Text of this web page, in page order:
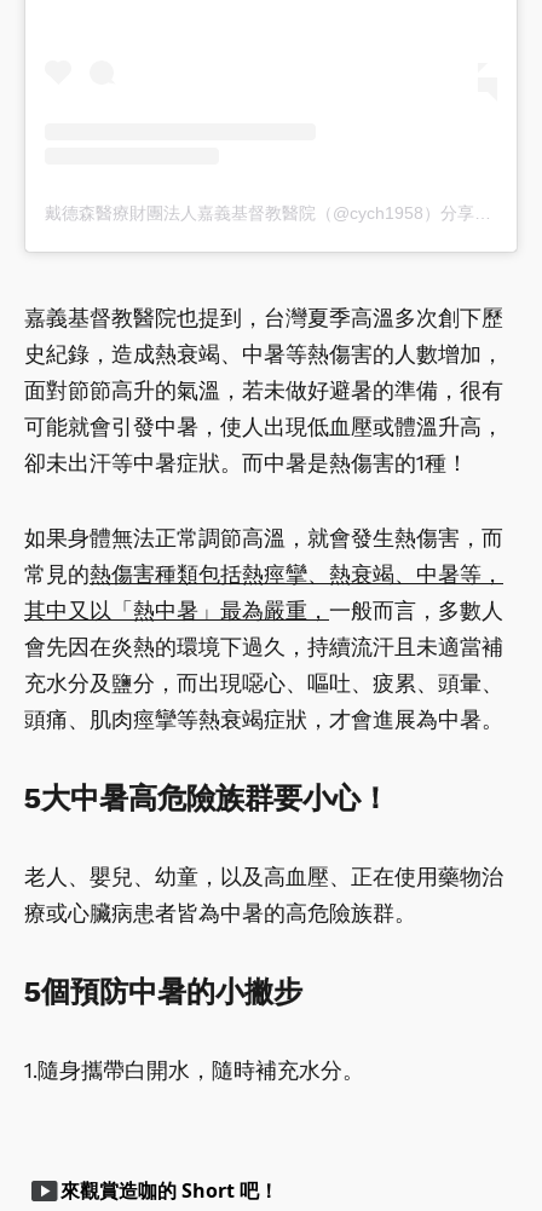
嘉義基督教醫院也提到，台灣夏季高溫多次創下歷
史紀錄，造成熱衰竭、中暑等熱傷害的人數增加，
面對節節高升的氣溫，若未做好避暑的準備，很有
可能就會引發中暑，使人出現低血壓或體溫升高，
卻未出汗等中暑症狀。而中暑是熱傷害的1種！
如果身體無法正常調節高溫，就會發生熱傷害，而
常見的熱傷害種類包括熱痙攣、熱衰竭、中暑等，
其中又以「熱中暑」最為嚴重， 一般而言，多數人
會先因在炎熱的環境下過久，持續流汗且未適當補
充水分及鹽分，而出現噁心、嘔吐、疲累、頭暈、
頭痛、肌肉痙攣等熱衰竭症狀，才會進展為中暑。
5大中暑高危險族群要小心！
老人、嬰兒、幼童，以及高血壓、正在使用藥物治
療或心臟病患者皆為中暑的高危險族群。
5個預防中暑的小撇步
1.隨身攜帶白開水，隨時補充水分。
smart_display來觀賞造咖的 Short 吧！